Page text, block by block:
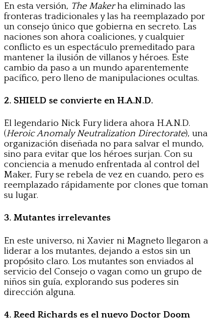
En esta versión, The Makerha eliminado las
fronteras tradicionales y las ha reemplazado por
un consejo único que gobierna en secreto. Las
naciones son ahora coaliciones, y cualquier
conflicto es un espectáculo premeditado para
mantener la ilusión de villanos y héroes. Este
cambio da paso a un mundo aparentemente
pacífico, pero lleno de manipulaciones ocultas.
2. SHIELD se convierte en H.A.N.D.
El legendario Nick Fury lidera ahora H.A.N.D.
(Heroic Anomaly Neutralization Directorate), una
organización diseñada no para salvar el mundo,
sino para evitar que los héroes surjan. Con su
conciencia a menudo enfrentada al control del
Maker, Fury se rebela de vez en cuando, pero es
reemplazado rápidamente por clones que toman
su lugar.
3. Mutantes irrelevantes
En este universo, ni Xavier ni Magneto llegaron a
liderar a los mutantes, dejando a estos sin un
propósito claro. Los mutantes son enviados al
servicio del Consejo o vagan como un grupo de
niños sin guía, explorando sus poderes sin
dirección alguna.
4. Reed Richards es el nuevo Doctor Doom